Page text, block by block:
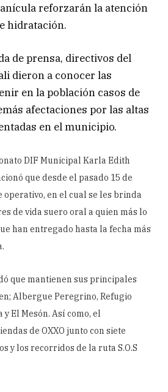
reforzarán la atención
hidratación.
de prensa, directivos del
dieron a conocer las
en la población casos de
afectaciones por las altas
en el municipio.
DIF Municipal Karla Edith
que desde el pasado 15 de
operativo, en el cual se les brinda
de vida suero oral a quien más lo
han entregado hasta la fecha más
que mantienen sus principales
Albergue Peregrino, Refugio
y El Mesón. Así como, el
de OXXO junto con siete
y los recorridos de la ruta S.O.S